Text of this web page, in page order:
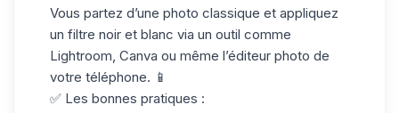
Vous partez d’une photo classique et appliquez
un filtre noir et blanc via un outil comme
Lightroom, Canva ou même l’éditeur photo de
votre téléphone. 📱
✅ Les bonnes pratiques :